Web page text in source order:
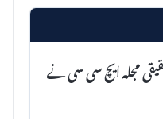
مجلہ ایچ سی سی نے